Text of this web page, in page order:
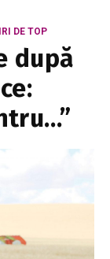
DE TOP
după